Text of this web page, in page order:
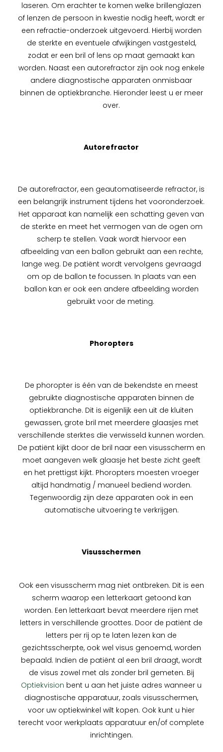
laseren. Om erachter te komen welke brillenglazen
of lenzen de persoon in kwestie nodig heeft, wordt er
een refractie-onderzoek uitgevoerd. Hierbij worden
de sterkte en eventuele afwijkingen vastgesteld,
zodat er een bril of lens op maat gemaakt kan
worden. Naast een autorefractor zijn ook nog enkele
andere diagnostische apparaten onmisbaar
binnen de optiekbranche. Hieronder leest u er meer
over.
Autorefractor
De autorefractor, een geautomatiseerde refractor, is
een belangrijk instrument tijdens het vooronderzoek.
Het apparaat kan namelijk een schatting geven van
de sterkte en meet het vermogen van de ogen om
scherp te stellen. Vaak wordt hiervoor een
afbeelding van een ballon gebruikt aan een rechte,
lange weg. De patiënt wordt vervolgens gevraagd
om op de ballon te focussen. In plaats van een
ballon kan er ook een andere afbeelding worden
gebruikt voor de meting.
Phoropters
De phoropter is één van de bekendste en meest
gebruikte diagnostische apparaten binnen de
optiekbranche. Dit is eigenlijk een uit de kluiten
gewassen, grote bril met meerdere glaasjes met
verschillende sterktes die verwisseld kunnen worden.
De patiënt kijkt door de bril naar een visusscherm en
moet aangeven welk glaasje het beste zicht geeft
en het prettigst kijkt. Phoropters moesten vroeger
altijd handmatig / manueel bediend worden.
Tegenwoordig zijn deze apparaten ook in een
automatische uitvoering te verkrijgen.
Visusschermen
Ook een visusscherm mag niet ontbreken. Dit is een
scherm waarop een letterkaart getoond kan
worden. Een letterkaart bevat meerdere rijen met
letters in verschillende groottes. Door de patiënt de
letters per rij op te laten lezen kan de
gezichtsscherpte, ook wel visus genoemd, worden
bepaald. Indien de patiënt al een bril draagt, wordt
de visus zowel met als zonder bril gemeten. Bij
Optiekvision bent u aan het juiste adres wanneer u
diagnostische apparatuur, zoals visusschermen,
voor uw optiekwinkel wilt kopen. Ook kunt u hier
terecht voor werkplaats apparatuur en/of complete
inrichtingen.